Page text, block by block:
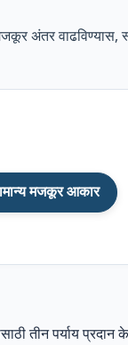
अंतर
मजकूर आकार
तीन पर्याय